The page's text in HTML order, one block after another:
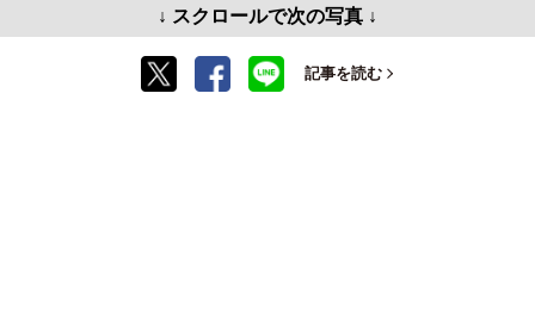
↓ スクロールで次の写真 ↓
記事を読む